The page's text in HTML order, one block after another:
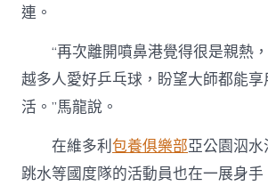
連。
“再次離開噴鼻港覺得很是親熱
越多人愛好乒乓球，盼望大師都能
活。”馬龍說。
在維多利包養俱樂部亞公園泅水
跳水等國度隊的活動員也在一展身手